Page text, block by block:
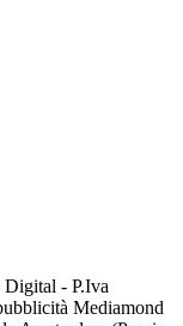
- P.Iva
Mediamond